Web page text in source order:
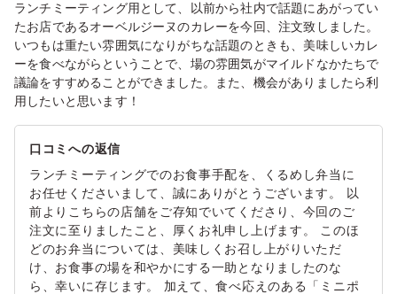
ランチミーティング用として、以前から社内で話題にあがってい
たお店であるオーベルジーヌのカレーを今回、注文致しました。
いつもは重たい雰囲気になりがちな話題のときも、美味しいカレ
ーを食べながらということで、場の雰囲気がマイルドなかたちで
議論をすすめることができました。また、機会がありましたら利
用したいと思います！
口コミへの返信
ランチミーティングでのお食事手配を、くるめし弁当に
お任せくださいまして、誠にありがとうございます。 以
前よりこちらの店舗をご存知でいてくださり、今回のご
注文に至りましたこと、厚くお礼申し上げます。 このほ
どのお弁当については、美味しくお召し上がりいただ
け、お食事の場を和やかにする一助となりましたのな
ら、幸いに存じます。 加えて、食べ応えのある「ミニポ